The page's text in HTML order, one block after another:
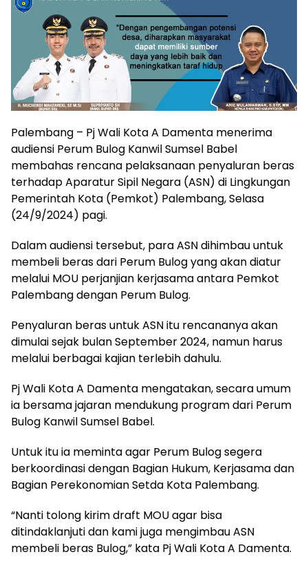
Palembang – Pj Wali Kota A Damenta menerima
audiensi Perum Bulog Kanwil Sumsel Babel
membahas rencana pelaksanaan penyaluran beras
terhadap Aparatur Sipil Negara (ASN) di Lingkungan
Pemerintah Kota (Pemkot) Palembang, Selasa
(24/9/2024) pagi.
Dalam audiensi tersebut, para ASN dihimbau untuk
membeli beras dari Perum Bulog yang akan diatur
melalui MOU perjanjian kerjasama antara Pemkot
Palembang dengan Perum Bulog.
Penyaluran beras untuk ASN itu rencananya akan
dimulai sejak bulan September 2024, namun harus
melalui berbagai kajian terlebih dahulu.
Pj Wali Kota A Damenta mengatakan, secara umum
ia bersama jajaran mendukung program dari Perum
Bulog Kanwil Sumsel Babel.
Untuk itu ia meminta agar Perum Bulog segera
berkoordinasi dengan Bagian Hukum, Kerjasama dan
Bagian Perekonomian Setda Kota Palembang.
“Nanti tolong kirim draft MOU agar bisa
ditindaklanjuti dan kami juga mengimbau ASN
membeli beras Bulog,” kata Pj Wali Kota A Damenta.